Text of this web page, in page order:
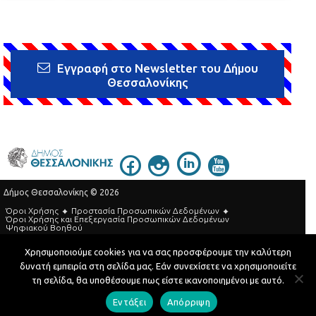
Εγγραφή στο Newsletter του Δήμου
Θεσσαλονίκης
Δήμος Θεσσαλονίκης © 2026
Όροι Χρήσης
Προστασία Προσωπικών Δεδομένων
Όροι Xρήσης και Eπεξεργασία Προσωπικών Δεδομένων
Ψηφιακού Βοηθού
Τηλεφωνικός Κατάλογος
Developed by MyCompany Projects
Χρησιμοποιούμε cookies για να σας προσφέρουμε την καλύτερη
δυνατή εμπειρία στη σελίδα μας. Εάν συνεχίσετε να χρησιμοποιείτε
τη σελίδα, θα υποθέσουμε πως είστε ικανοποιημένοι με αυτό.
Εντάξει Απόρριψη